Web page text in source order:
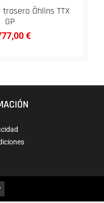
Öhlins TTX
GP
€